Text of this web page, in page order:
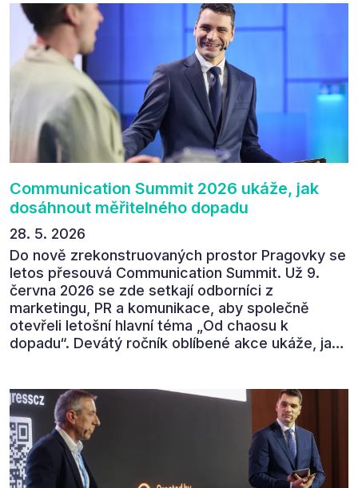
zúčastnit i příštího ročníku. „Příjemná konference,
výborný program, hezké prostory, Daniel Stach
absolutně nejlepší moderátor!!!“ Tak shrnul
Communication Summit jeden z 330 účastníků ve
své zpětné vazbě. Ta potvrdila, co bylo slyšet i
cítit po celý 9. červen v Pragovce – že ročník s
tématem „Od chaosu k dopadu“ se skutečně
povedl.
Communication Summit 2026 ukáže, jak
dosáhnout měřitelného dopadu
28. 5. 2026
Do nově zrekonstruovaných prostor Pragovky se
letos přesouvá Communication Summit. Už 9.
června 2026 se zde setkají odborníci z
marketingu, PR a komunikace, aby společně
otevřeli letošní hlavní téma „Od chaosu k
dopadu“. Devátý ročník oblíbené akce ukáže, jak